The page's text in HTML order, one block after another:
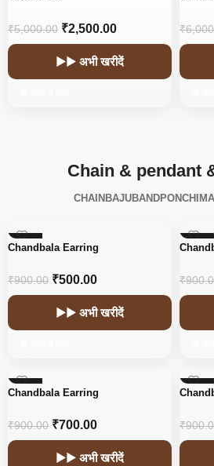
₹5,000.00 ₹2,500.00
▶▶ अभी खरीदें
₹
Chain & pendant
CHAIN BAJUBANDPONCHI
-44%
Chandbala Earring
₹900.00 ₹500.00
▶▶ अभी खरीदें
-44%
₹
-22%
Chandbala Earring
₹900.00 ₹700.00
▶▶ अभी खरीदें
-44%
₹